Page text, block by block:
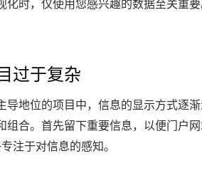
化时，仅使用您感兴趣的数据至关重
过于复杂
导地位的项目中，信息的显示方式逐
组合。首先留下重要信息，以便门户
注于对信息的感知。